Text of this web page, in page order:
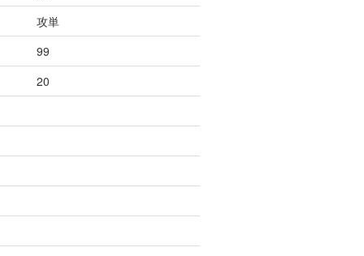
攻単
99
20